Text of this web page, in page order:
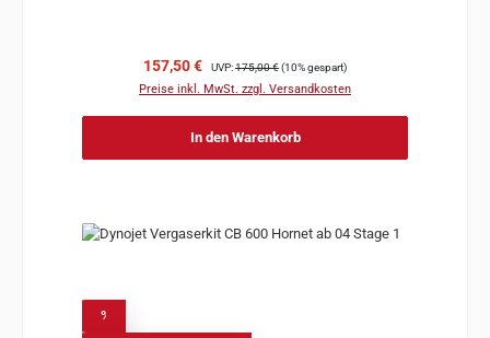
Verkaufspreis:
157,50 € Regulärer Preis:
UVP:175,00 €(10% gespart)
Preise inkl. MwSt. zzgl. Versandkosten
In den Warenkorb